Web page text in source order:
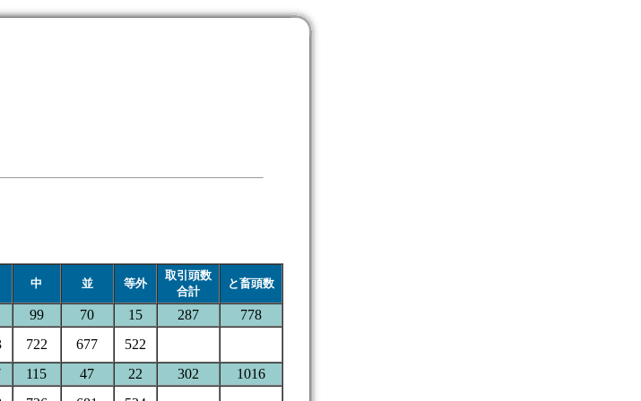
中 並 等外
取引頭数
合計
と畜頭数
99 70 15 287 778
722 677 522
115 47 22 302 1016